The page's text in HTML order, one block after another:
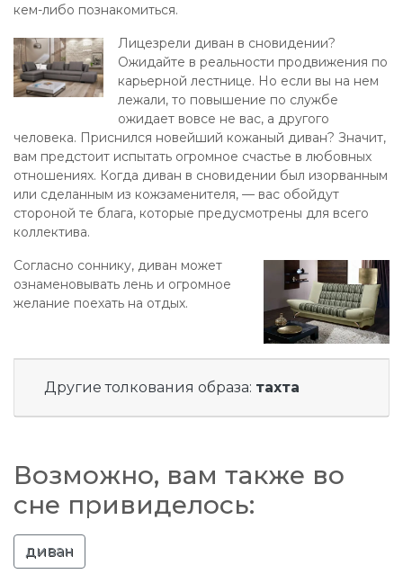
кем-либо познакомиться.
Лицезрели диван в сновидении?
Ожидайте в реальности продвижения по
карьерной лестнице. Но если вы на нем
лежали, то повышение по службе
ожидает вовсе не вас, а другого
человека. Приснился новейший кожаный диван? Значит,
вам предстоит испытать огромное счастье в любовных
отношениях. Когда диван в сновидении был изорванным
или сделанным из кожзаменителя, — вас обойдут
стороной те блага, которые предусмотрены для всего
коллектива.
Согласно соннику, диван может
ознаменовывать лень и огромное
желание поехать на отдых.
Другие толкования образа: тахта
Возможно, вам также во
сне привиделось:
диван